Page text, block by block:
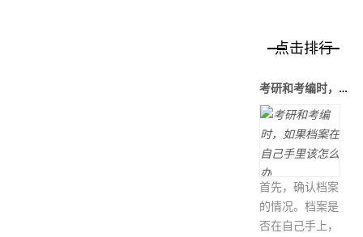
点击排行
考研和考编时，如果档案在自己手里该
首先，确认档案
的情况。档案是
否在自己手上，